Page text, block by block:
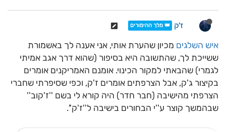
ז'ק 👑 מלך ההימורים
איש השלגים מכיון שהערת אותי, אני אענה לך באשמורת
ששייכת לך, שהתשובה היא בסיפור (שהוא דרך אגב אמיתי
לגמרי) שהבאתי למקור הכינוי. אומנם האמריקנים אומרים
בקיצור ג'ק, אבל הצרפתים אומרים ז'ק, וכפי שסיפרתי שחברי
הצרפתי מהישיבה (חבר חדר) היה קורא לי בשם ''ז'קוב''
שבהמשך קוצר ע''י הבחורים בישיבה ל''ז'ק''.